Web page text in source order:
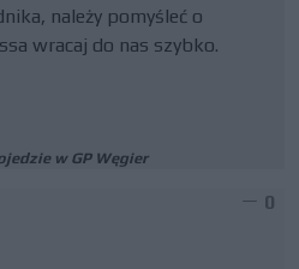
należy pomyśleć o
wracaj do nas szybko.
w GP Węgier
0